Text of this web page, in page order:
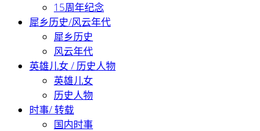
15周年纪念
犀乡历史/风云年代
犀乡历史
风云年代
英雄儿女 / 历史人物
英雄儿女
历史人物
时事/ 转载
国内时事